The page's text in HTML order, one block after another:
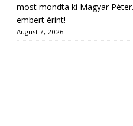
most mondta ki Magyar
embert érint!
August 7, 2026